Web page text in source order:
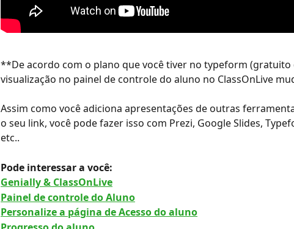
**De acordo com o plano que você tiver no typeform (gratuito
visualização no painel de controle do aluno no ClassOnLive
Assim como você adiciona apresentações de outras
o seu link, você pode fazer isso com Prezi, Google Slides,
etc..
Pode interessar a você:
Genially & ClassOnLive
Painel de controle do Aluno
Personalize a página de Acesso do aluno